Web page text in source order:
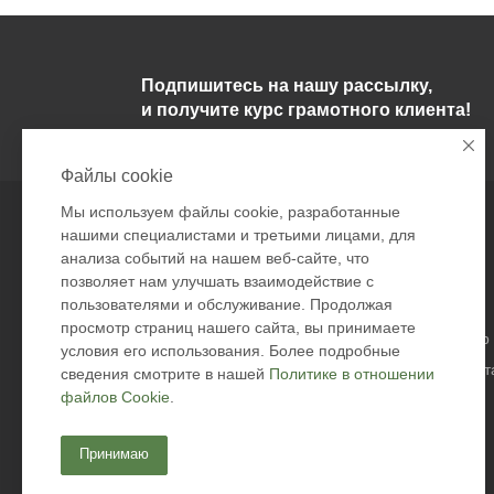
Подпишитесь на нашу рассылку,
и получите курс грамотного клиента!
О компании
Политика
Подарочные сертификаты
Условия оплаты
Условия доставки
Гарантия на товар
Безопасность
Файлы cookie
Мы используем файлы cookie, разработанные
нашими специалистами и третьими лицами, для
анализа событий на нашем веб-сайте, что
позволяет нам улучшать взаимодействие с
пользователями и обслуживание. Продолжая
просмотр страниц нашего сайта, вы принимаете
условия его использования. Более подробные
сведения смотрите в нашей Политике в отношении
файлов Cookie
Принимаю